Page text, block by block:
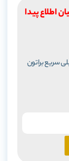
اطلاع پیدا
سریع براتون